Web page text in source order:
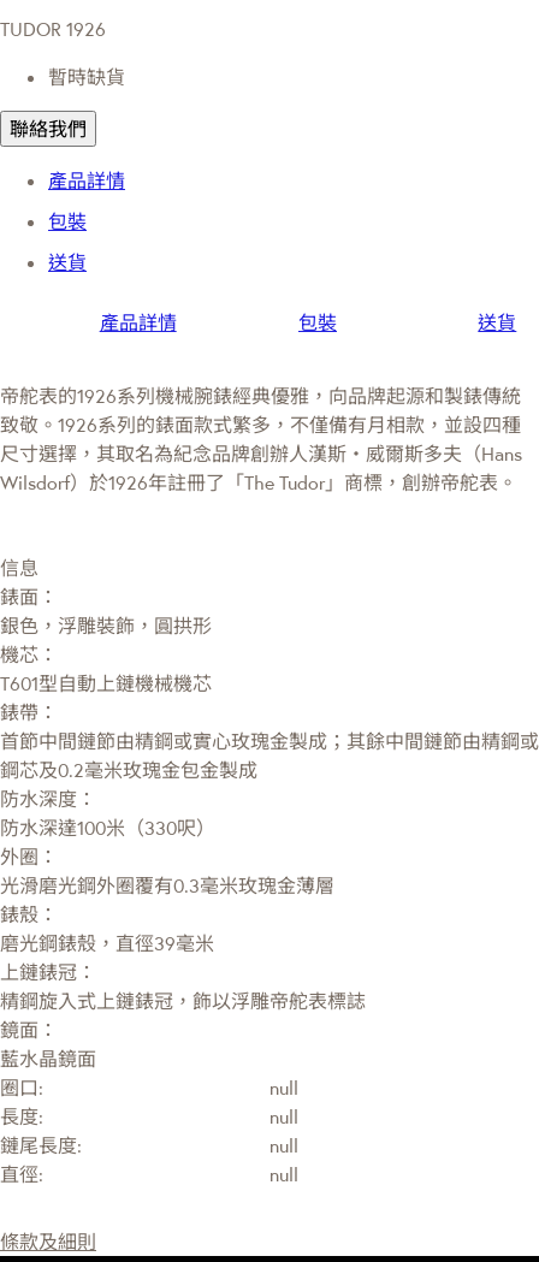
TUDOR 1926
暫時缺貨
聯絡我們
產品詳情
包裝
送貨
產品詳情 包裝 送貨
帝舵表的1926系列機械腕錶經典優雅，向品牌起源和製錶傳統
致敬。1926系列的錶面款式繁多，不僅備有月相款，並設四種
尺寸選擇，其取名為紀念品牌創辦人漢斯・威爾斯多夫（Hans
Wilsdorf）於1926年註冊了「The Tudor」商標，創辦帝舵表。
信息
錶面：
銀色，浮雕裝飾，圓拱形
機芯：
T601型自動上鏈機械機芯
錶帶：
首節中間鏈節由精鋼或實心玫瑰金製成；其餘中間鏈節由精鋼或
鋼芯及0.2毫米玫瑰金包金製成
防水深度：
防水深達100米（330呎）
外圈：
光滑磨光鋼外圈覆有0.3毫米玫瑰金薄層
錶殼：
磨光鋼錶殼，直徑39毫米
上鏈錶冠：
精鋼旋入式上鏈錶冠，飾以浮雕帝舵表標誌
鏡面：
藍水晶鏡面
圈口:
null
長度:
null
鏈尾長度:
null
直徑:
null
條款及細則